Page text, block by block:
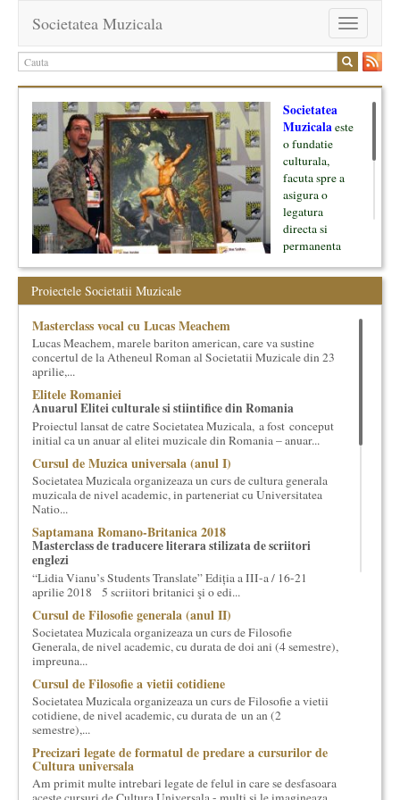
Toggle
navigation
Societatea Muzicala
Societatea
Muzicalaeste
o fundatie
culturala,
facuta spre a
asigura o
legatura
directa si
permanenta
oamenii ei, pe
inceput cu muzica clasica - si de aici numele -, insa acum
dezvoltam proiecte si in alte domenii ale culturii.
Facem management cultural, dezvoltam si administram proiecte
proprii sau preluate, modele si sisteme de finantare, marketing
cultural si consultanta. Organizam concursuri, concerte si
evenimente culturale, private sau publice, tinem cursuri de
cultura generala muzicala, teatrala, filosofica si de alte feluri.
Cuvinte in plus despre proiect, despre cei care il administreaza si
cei care il finantateaza sunt in rubricile de mai jos.
Proiectele Societatii Muzicale
Masterclass vocal cu Lucas Meachem
Lucas Meachem, marele bariton american, care va sustine
concertul de la Atheneul Roman al Societatii Muzicale din 23
aprilie,...
Elitele Romaniei
Anuarul Elitei culturale si stiintifice din Romania
Proiectul lansat de catre Societatea Muzicala, a fost conceput
initial ca un anuar al elitei muzicale din Romania – anuar...
Cursul de Muzica universala (anul I)
Societatea Muzicala organizeaza un curs de cultura generala
muzicala de nivel academic, in parteneriat cu Universitatea
Natio...
Saptamana Romano-Britanica 2018
Masterclass de traducere literara stilizata de scriitori
englezi
“Lidia Vianu’s Students Translate” Ediția a III-a / 16-21
aprilie 2018 5 scriitori britanici şi o edi...
Cursul de Filosofie generala (anul II)
Societatea Muzicala organizeaza un curs de Filosofie
Generala, de nivel academic, cu durata de doi ani (4 semestre),
impreuna...
Cursul de Filosofie a vietii cotidiene
Societatea Muzicala organizeaza un curs de Filosofie a vietii
cotidiene, de nivel academic, cu durata de un an (2
semestre),...
Precizari legate de formatul de predare a cursurilor de
Cultura universala
Am primit multe intrebari legate de felul in care se desfasoara